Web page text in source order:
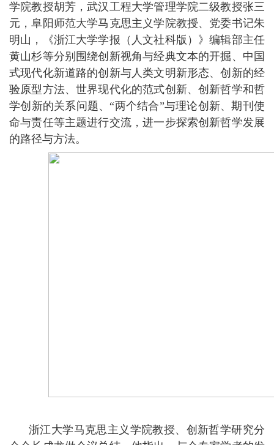
学院教授胡芳，武汉工程大学管理学院二级教授张三
元，阜阳师范大学马克思主义学院教授、党委书记朱
明山，《浙江大学学报（人文社科版）》编辑部主任
黄山杉等分别围绕创新视角与经典文本的开掘、中国
式现代化新道路的创新与人类文明新形态、创新的经
验原型方法、世界现代化的范式创新、创新哲学和哲
学创新的关系问题、 “两个结合”与理论创新、期刊使
命与责任等主题进行交流，进一步探索创新哲学发展
的路径与方法。
浙江大学马克思主义学院教授、创新哲学研究分